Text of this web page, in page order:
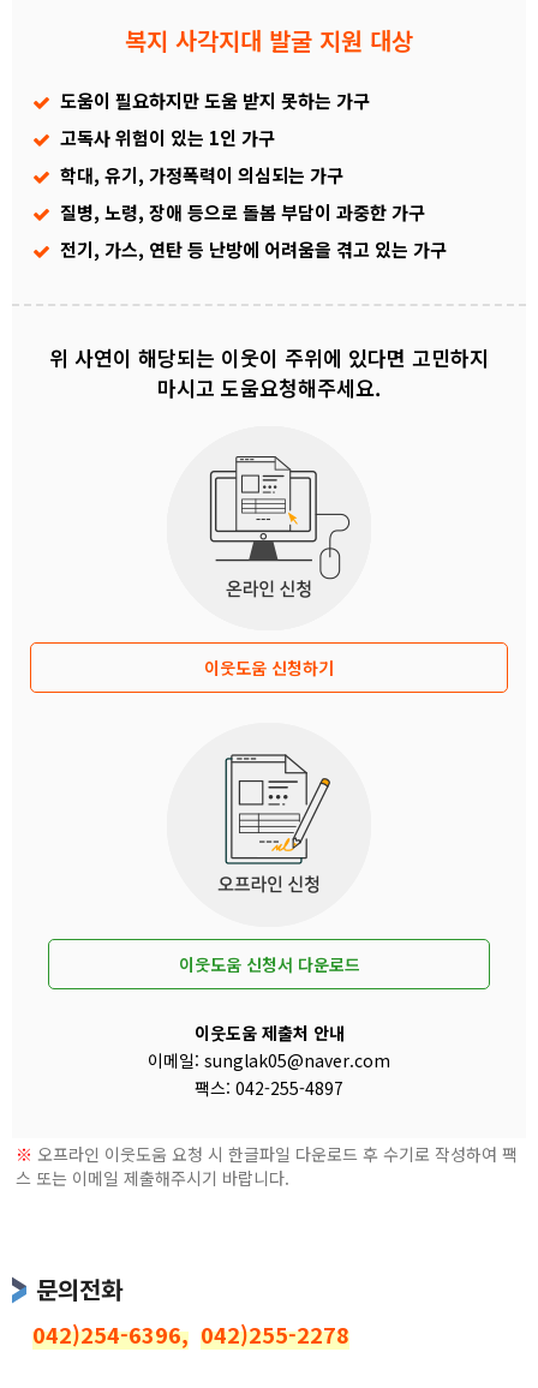
복지 사각지대 발굴 지원 대상
도움이 필요하지만 도움 받지 못하는 가구
고독사 위험이 있는 1인 가구
학대, 유기, 가정폭력이 의심되는 가구
질병, 노령, 장애 등으로 돌봄 부담이 과중한 가구
전기, 가스, 연탄 등 난방에 어려움을 겪고 있는 가구
위 사연이 해당되는 이웃이 주위에 있다면 고민하지
마시고 도움요청해주세요.
이웃도움 신청하기
이웃도움 신청서 다운로드
이웃도움 제출처 안내
이메일: sunglak05@naver.com
팩스: 042-255-4897
※ 오프라인 이웃도움 요청 시 한글파일 다운로드 후 수기로 작성하여 팩
스 또는 이메일 제출해주시기 바랍니다.
문의전화
042)254-6396, 042)255-2278